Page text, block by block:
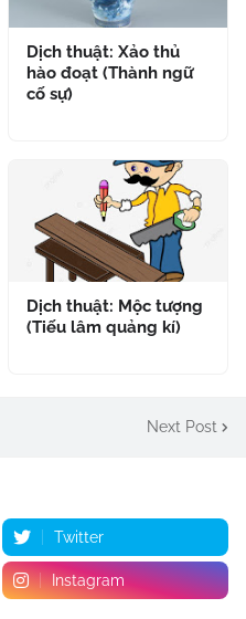
Dịch thuật: Xảo thủ
hào đoạt (Thành ngữ
cố sự)
Dịch thuật: Mộc tượng
(Tiếu lâm quảng kí)
Next Post
Twitter
Instagram